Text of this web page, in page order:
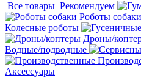
Все товары Рекомендуем
Роботы собаки
Колесные роботы
Дроны/
Водные/подводные
Аксессуары